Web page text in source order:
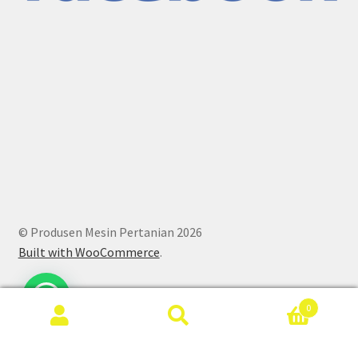
© Produsen Mesin Pertanian 2026
Built with WooCommerce.
0